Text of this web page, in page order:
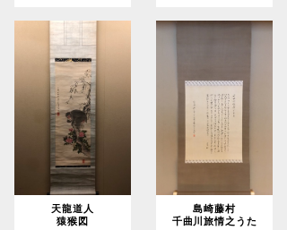
天龍道人
猿猴図
島崎藤村
千曲川旅情之うた